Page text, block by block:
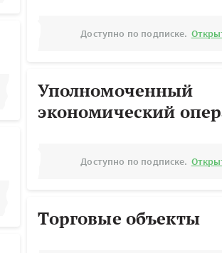
Доступно по подписке.
Уполномоченный
экономический
Доступно по подписке.
Торговые объекты